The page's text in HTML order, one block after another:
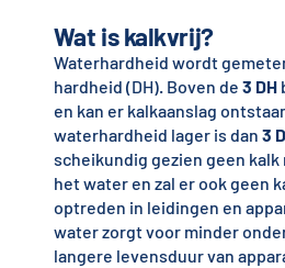
Wat is kalkvrij?
Waterhardheid wordt
hardheid (DH). Boven de 3 DH
en kan er kalkaanslag
waterhardheid lager is dan 3
scheikundig gezien geen kalk
het water en zal er ook geen
optreden in leidingen en
water zorgt voor minder
langere levensduur van